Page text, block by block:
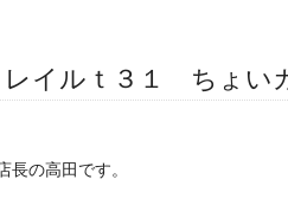
レイルｔ３１ ちょ
長の高田です。